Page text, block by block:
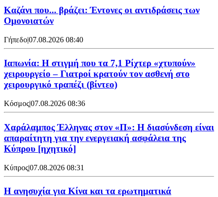
Καζάνι που... βράζει: Έντονες οι αντιδράσεις των
Ομονοιατών
Γήπεδο|07.08.2026 08:40
Ιαπωνία: Η στιγμή που τα 7,1 Ρίχτερ «χτυπούν»
χειρουργείο – Γιατροί κρατούν τον ασθενή στο
χειρουργικό τραπέζι (βίντεο)
Κόσμος|07.08.2026 08:36
Χαράλαμπος Έλληνας στον «Π»: Η διασύνδεση είναι
απαραίτητη για την ενεργειακή ασφάλεια της
Κύπρου [ηχητικό]
Κύπρος|07.08.2026 08:31
Η ανησυχία για Κίνα και τα ερωτηματικά